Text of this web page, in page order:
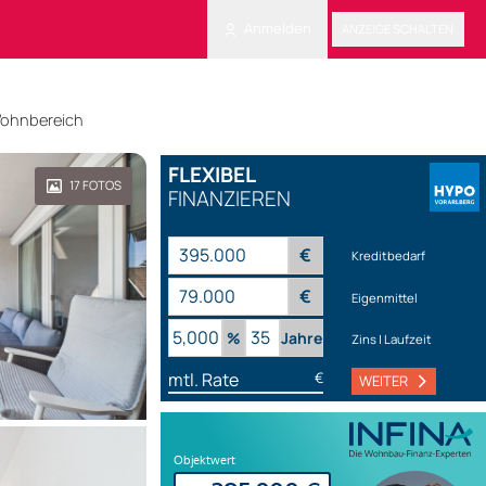
FLEXIBEL
FINANZIEREN
€ Kreditbedarf
€ Eigenmittel
% Jahre Zins | Laufzeit
mtl. Rate € WEITER
17FOTOS